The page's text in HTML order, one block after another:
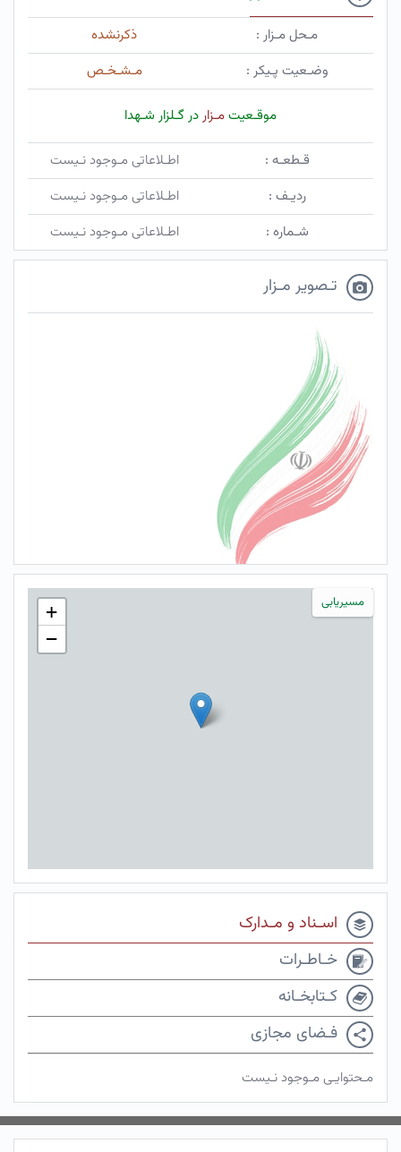
مـحل مـزار :
ذکرنشده
وضـعیت پـیکر :
مـشـخـص
موقـعیتمـزاردر گـلزار شـهدا
قـطعـه :
اطـلاعاتی مـوجود نـیست
ردیـف :
اطـلاعاتی مـوجود نـیست
شـماره :
اطـلاعاتی مـوجود نـیست
تـصویر مـزار
مسیریابی
+
−
اسـناد و مـدارک
خـاطـرات
کـتابخـانه
فـضای مجازی
مـحتوایـی مـوجود نـیست